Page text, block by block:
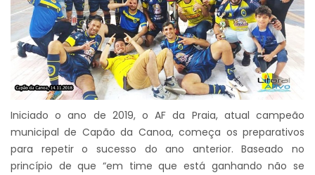
Iniciado o ano de 2019, o AF da Praia, atual campeão
municipal de Capão da Canoa, começa os preparativos
para repetir o sucesso do ano anterior. Baseado no
princípio de que “em time que está ganhando não se